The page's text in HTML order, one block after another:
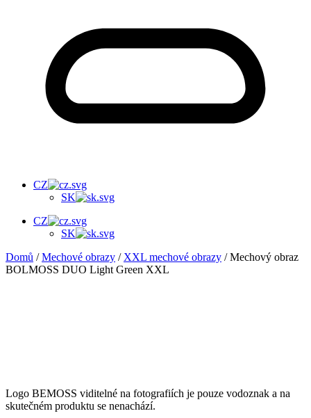
CZ
SK
CZ
SK
Domů /Mechové obrazy / XXL mechové obrazy / Mechový obraz
BOLMOSS DUO Light Green XXL
Logo BEMOSS viditelné na fotografiích je pouze vodoznak a na
skutečném produktu se nenachází.